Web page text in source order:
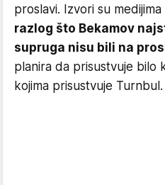
proslavi. Izvori su
razlog što Bekamov
supruga nisu bili na
planira da prisustvuje bilo
kojima prisustvuje Turnbul.